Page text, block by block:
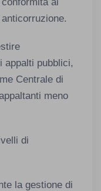
appalti pubblici,
Centrale di
meno
di
la gestione di